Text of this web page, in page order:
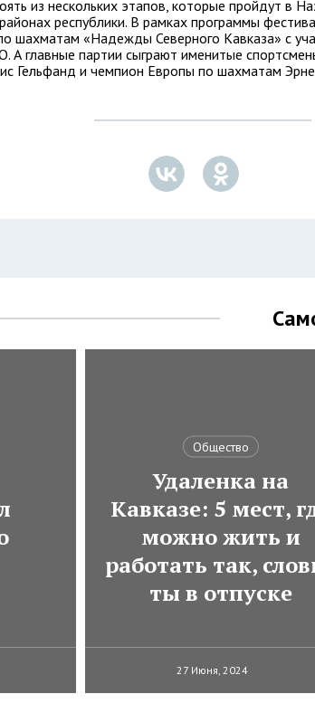
из нескольких этапов, которые пройдут в
республики. В рамках программы
шахматам «Надежды Северного Кавказа» с
А главные партии сыграют именитые
Гельфанд и чемпион Европы по шахматам
Общество
Удаленка на
Кавказе: 5 мест,
можно жить и
работать так,
ты в отпуске
27 Июня, 2024